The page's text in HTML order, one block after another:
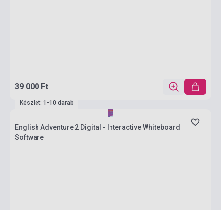
39 000 Ft
Készlet: 1-10 darab
English Adventure 2 Digital - Interactive Whiteboard
Software